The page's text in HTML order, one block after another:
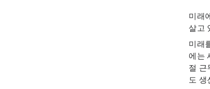
미래
살고
미래
에는
절 근
도